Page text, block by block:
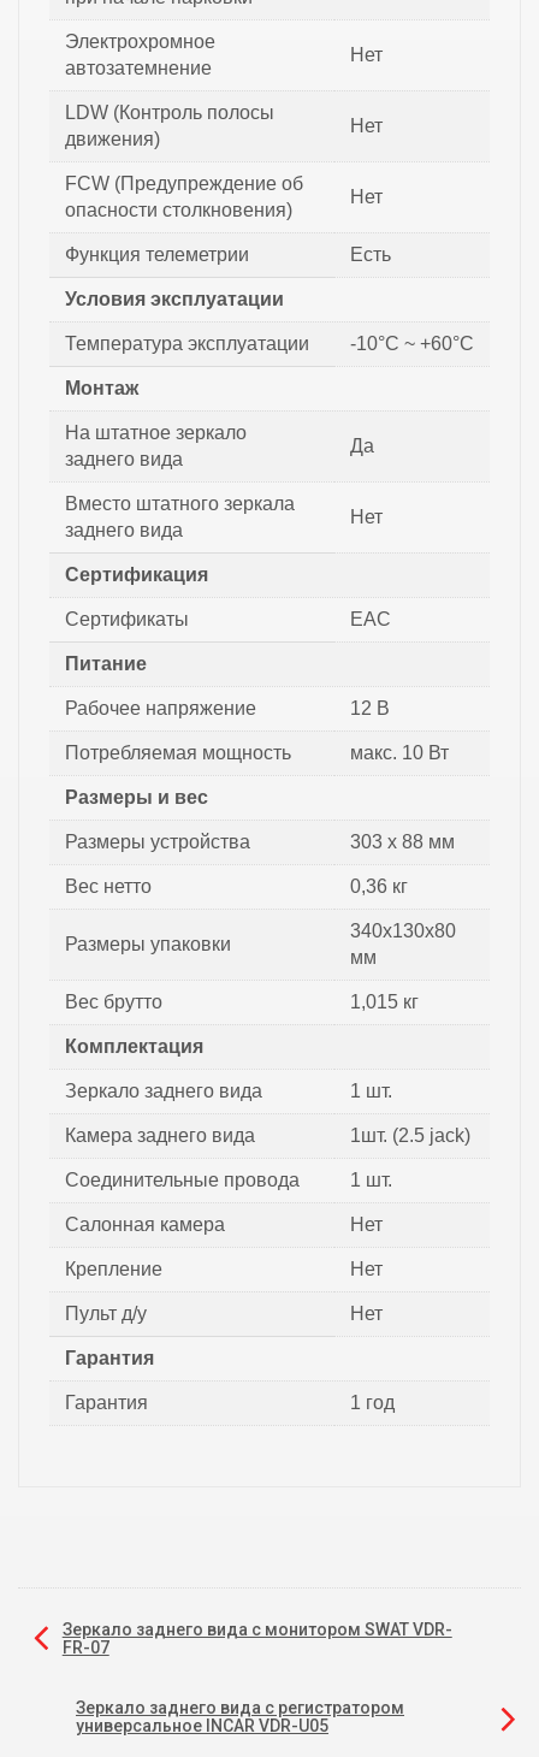
Электрохромное
автозатемнение
Нет
LDW (Контроль полосы
движения)
Нет
FCW (Предупреждение об
опасности столкновения)
Нет
Функция телеметрии Есть
Условия эксплуатации
Температура эксплуатации -10°C ~ +60°C
Монтаж
На штатное зеркало
заднего вида
Да
Вместо штатного зеркала
заднего вида
Нет
Сертификация
Сертификаты EAC
Питание
Рабочее напряжение 12 В
Потребляемая мощность макс. 10 Вт
Размеры и вес
Размеры устройства 303 х 88 мм
Вес нетто 0,36 кг
Размеры упаковки
340х130х80
мм
Вес брутто 1,015 кг
Комплектация
Зеркало заднего вида 1 шт.
Камера заднего вида 1шт. (2.5 jack)
Соединительные провода 1 шт.
Салонная камера Нет
Крепление Нет
Пульт д/у Нет
Гарантия
Гарантия 1 год
Зеркало заднего вида с монитором SWAT VDR-
FR-07
Зеркало заднего вида с регистратором
универсальное INCAR VDR-U05